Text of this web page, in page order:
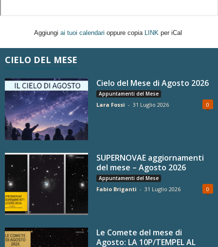
Aggiungi ai tuoi calendari oppure copia LINK per iCal
CIELO DEL MESE
Cielo del Mese di Agosto 2026
Appuntamenti del Mese
Lara Fossi - 31 Luglio 2026 0
SUPERNOVAE aggiornamenti
del mese – Agosto 2026
Appuntamenti del Mese
Fabio Briganti - 31 Luglio 2026 0
Le Comete del mese di
Agosto: LA 10P/TEMPEL AL